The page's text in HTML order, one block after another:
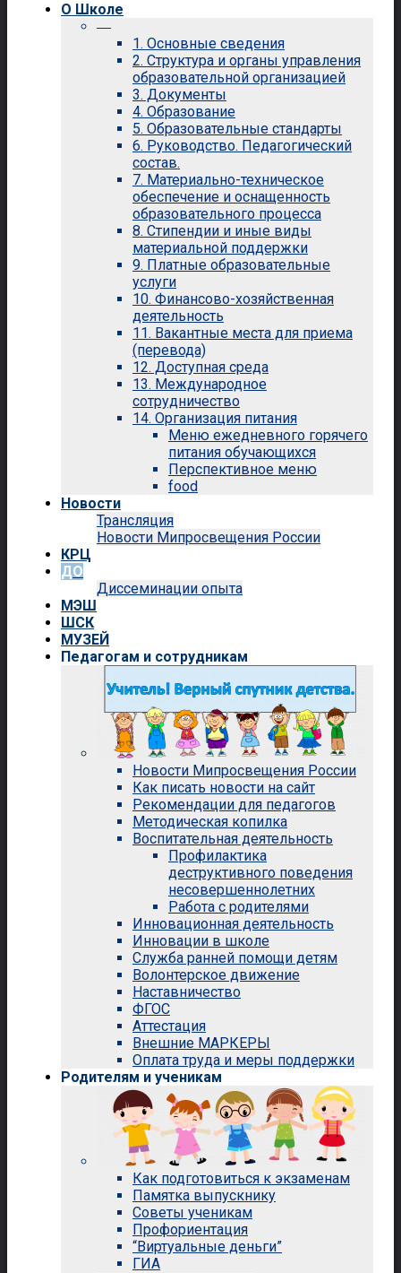
О Школе
—
1. Основные сведения
2. Структура и органы управления
образовательной организацией
3. Документы
4. Образование
5. Образовательные стандарты
6. Руководство. Педагогический
состав.
7. Материально-техническое
обеспечение и оснащенность
образовательного процесса
8. Стипендии и иные виды
материальной поддержки
9. Платные образовательные
услуги
10. Финансово-хозяйственная
деятельность
11. Вакантные места для приема
(перевода)
12. Доступная среда
13. Международное
сотрудничество
14. Организация питания
Меню ежедневного горячего
питания обучающихся
Перспективное меню
food
Новости
Трансляция
Новости Мипросвещения России
КРЦ
ДО
Диссеминации опыта
МЭШ
ШСК
МУЗЕЙ
Педагогам и сотрудникам
Новости Мипросвещения России
Как писать новости на сайт
Рекомендации для педагогов
Методическая копилка
Воспитательная деятельность
Профилактика
деструктивного поведения
несовершеннолетних
Работа с родителями
Инновационная деятельность
Инновации в школе
Служба ранней помощи детям
Волонтерское движение
Наставничество
ФГОС
Аттестация
Внешние МАРКЕРЫ
Оплата труда и меры поддержки
Родителям и ученикам
Как подготовиться к экзаменам
Памятка выпускнику
Советы ученикам
Профориентация
“Виртуальные деньги”
ГИА